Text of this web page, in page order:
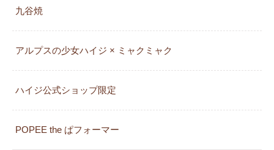
九谷焼
アルプスの少女ハイジ × ミャクミャク
ハイジ公式ショップ限定
POPEE the ぱフォーマー